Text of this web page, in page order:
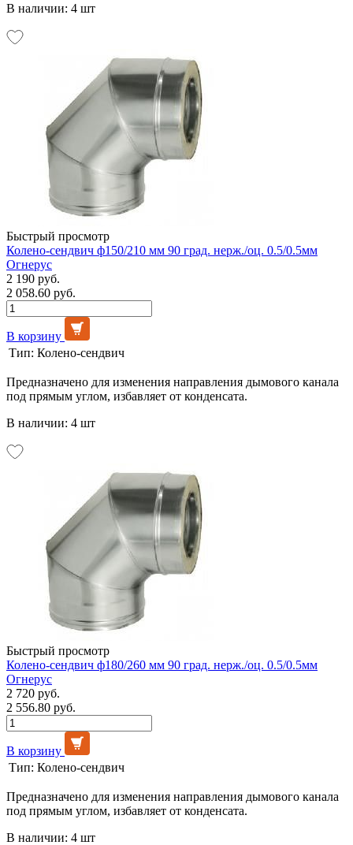
В наличии: 4 шт
Быстрый просмотр
Колено-сендвич ф150/210 мм 90 град. нерж./оц. 0.5/0.5мм
Огнерус
2 190 руб.
2 058.60 руб.
В корзину
Тип: Колено-сендвич
Предназначено для изменения направления дымового канала
под прямым углом, избавляет от конденсата.
В наличии: 4 шт
Быстрый просмотр
Колено-сендвич ф180/260 мм 90 град. нерж./оц. 0.5/0.5мм
Огнерус
2 720 руб.
2 556.80 руб.
В корзину
Тип: Колено-сендвич
Предназначено для изменения направления дымового канала
под прямым углом, избавляет от конденсата.
В наличии: 4 шт